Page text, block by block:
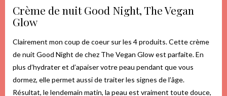
Crème de nuit Good Night, The Vegan
Glow
Clairement mon coup de coeur sur les 4 produits. Cette crème
de nuit Good Night de chez The Vegan Glow est parfaite. En
plus d’hydrater et d’apaiser votre peau pendant que vous
dormez, elle permet aussi de traiter les signes de l’âge.
Résultat, le lendemain matin, la peau est vraiment toute douce,